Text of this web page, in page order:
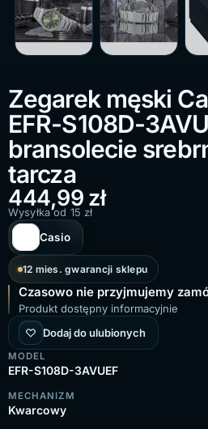
Zegarek męski
EFR-S108D-
bransolecie
tarcza
444,99 zł
Wysyłka od 15 zł
Casio
12 mies. gwarancji sklepu
Czasowo nie przyjmujemy
Produkt dostępny informacyjnie
Dodaj do ulubionych
MODEL
EFR-S108D-3AVUEF
MECHANIZM
Kwarcowy